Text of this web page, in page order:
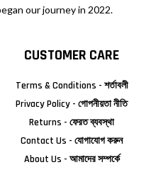
our journey in 2022.
CUSTOMER CARE
Terms & Conditions - শর্তাবলী
Privacy Policy - গোপনীয়তা নীতি
Returns - ফেরত ব্যবস্থা
Contact Us - যোগাযোগ করুন
About Us - আমাদের সম্পর্কে